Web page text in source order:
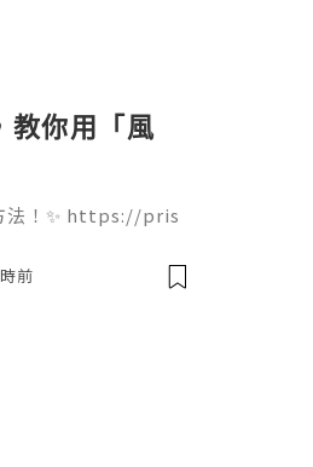
教你用「風
法！✨ https://pris
來的大波浪捲度非常
起來！🌬️💇‍♀️ 我們團
前